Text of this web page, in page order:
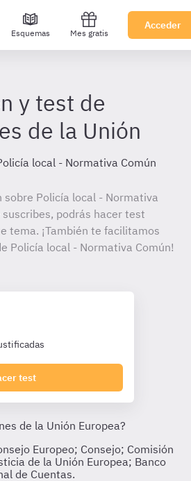
Esquemas Mes gratis
Acceder
y test de
de la Unión
local - Normativa Común
sobre Policía local - Normativa
podrás hacer test
tema. ¡También te facilitamos
Policía local - Normativa Común!
test